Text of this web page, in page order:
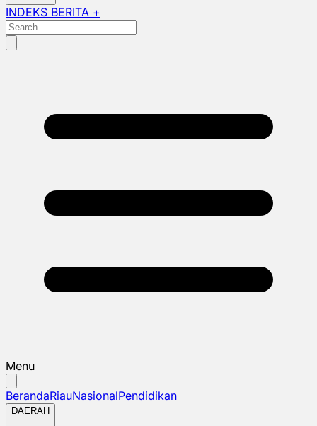
INDEKS BERITA +
Menu
BerandaRiauNasionalPendidikan
DAERAH